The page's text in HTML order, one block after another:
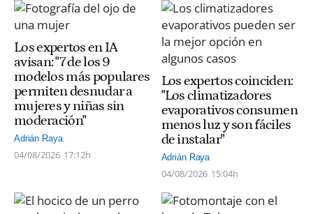
Los expertos en IA
avisan: "7 de los 9
modelos más populares
permiten desnudar a
mujeres y niñas sin
moderación"
Adrián Raya
04/08/2026 17:12h
Los expertos coinciden:
"Los climatizadores
evaporativos consumen
menos luz y son fáciles
de instalar"
Adrián Raya
04/08/2026 15:04h